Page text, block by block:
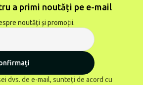
a primi noutăți pe e-mail
noutăți și promoții.
dvs. de e-mail, sunteți de acord cu